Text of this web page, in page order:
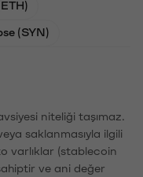
(SYN)
niteliği taşımaz.
saklanmasıyla ilgili
varlıklar (stablecoin
ve ani değer